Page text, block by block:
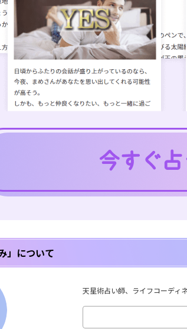
」について
天星術占い師、ライフコーディ